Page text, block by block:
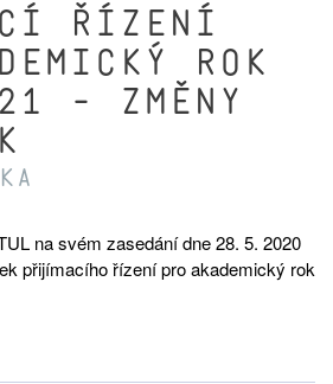
řízení
rok
- změny
na svém zasedání dne 28. 5. 2020
přijímacího řízení pro akademický rok